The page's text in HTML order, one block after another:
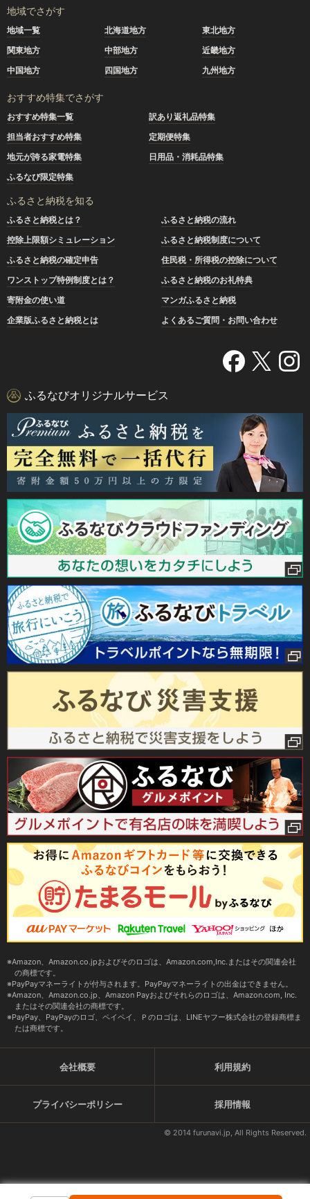
地域でさがす
地域一覧 北海道地方
東北地方
関東地方
中部地方
近畿地方
中国地方
四国地方 九州地方
おすすめ特集でさがす
おすすめ特集一覧
訳あり返礼品特集
担当者おすすめ特集
定期便特集
地元が誇る家電特集
日用品・消耗品特集
ふるなび限定特集
ふるさと納税を知る
ふるさと納税とは？
ふるさと納税の流れ
控除上限額シミュレーション
ふるさと納税制度について
ふるさと納税の確定申告
住民税・所得税の控除について
ワンストップ特例制度とは？
ふるさと納税のお礼特典
寄附金の使い道
マンガふるさと納税
企業版ふるさと納税とは
よくあるご質問・お問い合わせ
ふるなびオリジナルサービス
Amazon、Amazon.co.jpおよびそのロゴは、Amazon.com,Inc.またはその関連会社
の商標です。
PayPayマネーライトが付与されます。PayPayマネーライトの出金はできません。
Amazon、Amazon.co.jp、Amazon Payおよびそれらのロゴは、Amazon.com, Inc.
またはその関連会社の商標です。
PayPay、PayPayのロゴ、ペイペイ、Ｐのロゴは、LINEヤフー株式会社の登録商標ま
たは商標です。
会社概要 利用規約
プライバシーポリシー 採用情報
© 2014 furunavi.jp, All Rights Reserved.